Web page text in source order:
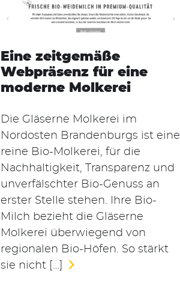
Eine zeitgemäße
Webpräsenz für eine
moderne Molkerei
Die Gläserne Molkerei im
Nordosten Brandenburgs ist eine
reine Bio-Molkerei, für die
Nachhaltigkeit, Transparenz und
unverfälschter Bio-Genuss an
erster Stelle stehen. Ihre Bio-
Milch bezieht die Gläserne
Molkerei überwiegend von
regionalen Bio-Höfen. So stärkt
sie nicht […]